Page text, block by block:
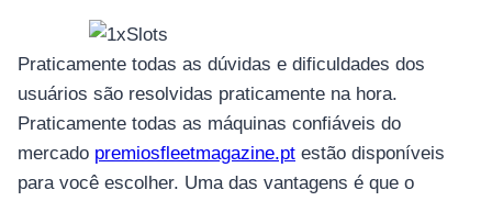
Praticamente todas as dúvidas e dificuldades dos
usuários são resolvidas praticamente na hora.
Praticamente todas as máquinas confiáveis do
mercado premiosfleetmagazine.pt estão disponíveis
para você escolher. Uma das vantagens é que o